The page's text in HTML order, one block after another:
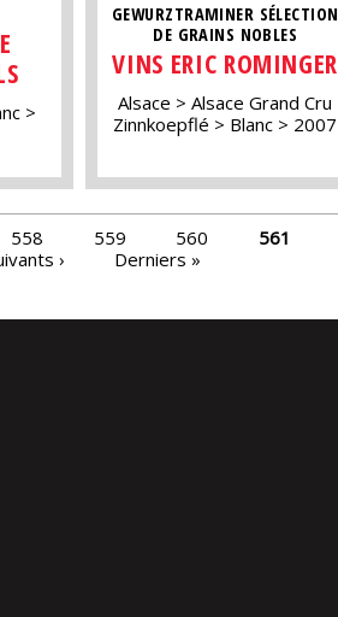
GEWURZTRAMINER SÉLECTION
DE GRAINS NOBLES
VINS ERIC ROMINGER
Alsace
Alsace Grand Cru
Zinnkoepflé
Blanc 2007
558 559 560 561
›
Derniers »